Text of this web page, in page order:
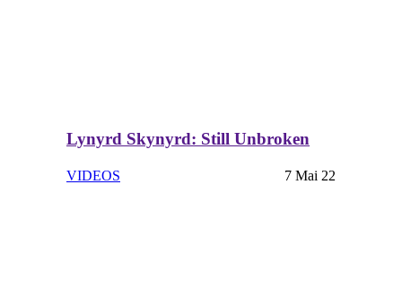
Lynyrd Skynyrd: Still Unbroken
VIDEOS 7 Mai 22